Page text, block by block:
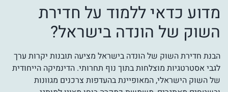
מדוע כדאי ללמוד על חדירת
השוק של הונדה בישראל?
הבנת חדירת השוק של הונדה בישראל מציעה תובנות יקרות ערך
לגבי אסטרטגיות מוצלחות בתוך נוף תחרותי. הדינמיקה הייחודית
של השוק הישראלי, המאופיינת בהעדפות צרכנים מגוונות